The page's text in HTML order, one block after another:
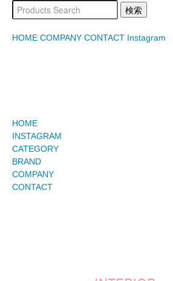
HOME COMPANY CONTACT Instagram
HOME
INSTAGRAM
CATEGORY
BRAND
COMPANY
CONTACT